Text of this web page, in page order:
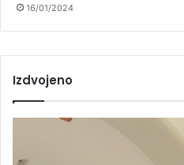
16/01/2024
Izdvojeno